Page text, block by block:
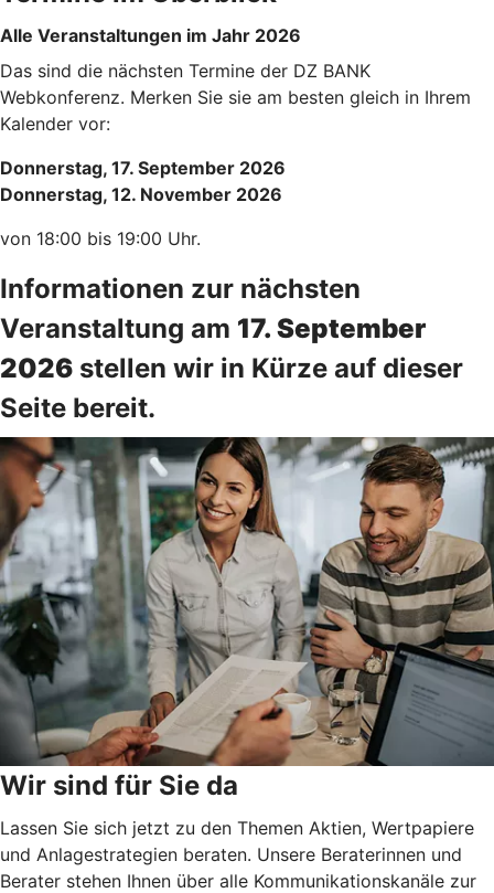
Alle Veranstaltungen im Jahr 2026
Das sind die nächsten Termine der DZ BANK
Webkonferenz. Merken Sie sie am besten gleich in Ihrem
Kalender vor:
Donnerstag, 17. September 2026
Donnerstag, 12. November 2026
von 18:00 bis 19:00 Uhr.
Informationen zur nächsten
Veranstaltung am 17. September
2026 stellen wir in Kürze auf dieser
Seite bereit.
Wir sind für Sie da
Lassen Sie sich jetzt zu den Themen Aktien, Wertpapiere
und Anlagestrategien beraten. Unsere Beraterinnen und
Berater stehen Ihnen über alle Kommunikationskanäle zur